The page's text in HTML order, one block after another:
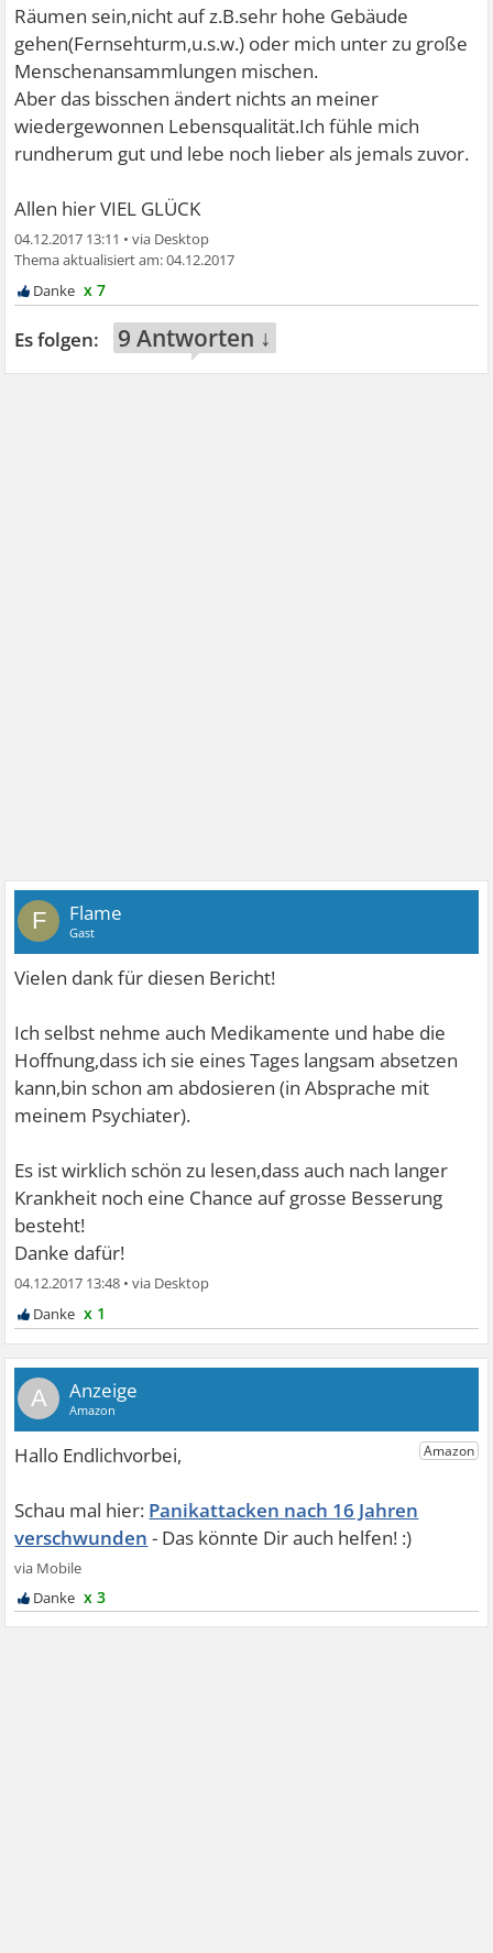
Räumen sein,nicht auf z.B.sehr hohe Gebäude
gehen(Fernsehturm,u.s.w.) oder mich unter zu große
Menschenansammlungen mischen.
Aber das bisschen ändert nichts an meiner
wiedergewonnen Lebensqualität.Ich fühle mich
rundherum gut und lebe noch lieber als jemals zuvor.
Allen hier VIEL GLÜCK
04.12.2017 13:11 •
04.12.2017
x 7
9 Antworten ↓
F Flame
Gast
Vielen dank für diesen Bericht!
Ich selbst nehme auch Medikamente und habe die
Hoffnung,dass ich sie eines Tages langsam absetzen
kann,bin schon am abdosieren (in Absprache mit
meinem Psychiater).
Es ist wirklich schön zu lesen,dass auch nach langer
Krankheit noch eine Chance auf grosse Besserung
besteht!
Danke dafür!
04.12.2017 13:48 •
x 1
A
Panikattacken nach 16 Jahren
verschwunden
x 3